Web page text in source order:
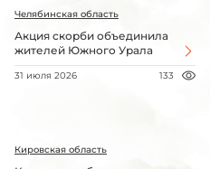
Челябинская область
Акция скорби объединила
жителей Южного Урала
31 июля 2026 133
Кировская область